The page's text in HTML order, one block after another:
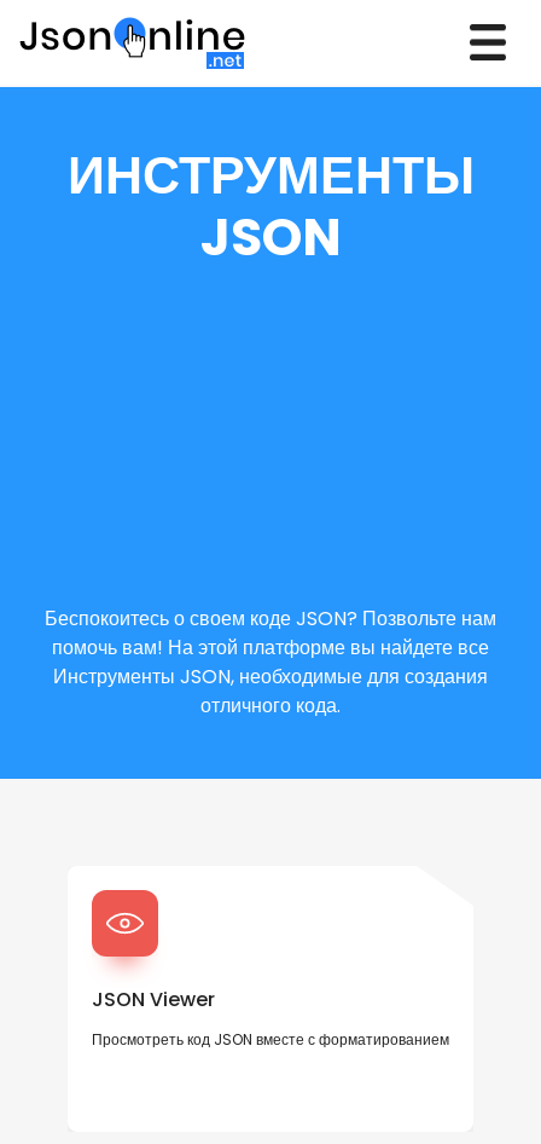
ИНСТРУМЕНТЫ
JSON
Беспокоитесь о своем коде JSON? Позвольте нам
помочь вам! На этой платформе вы найдете все
Инструменты JSON, необходимые для создания
отличного кода.
JSON Viewer
Просмотреть код JSON вместе с форматированием